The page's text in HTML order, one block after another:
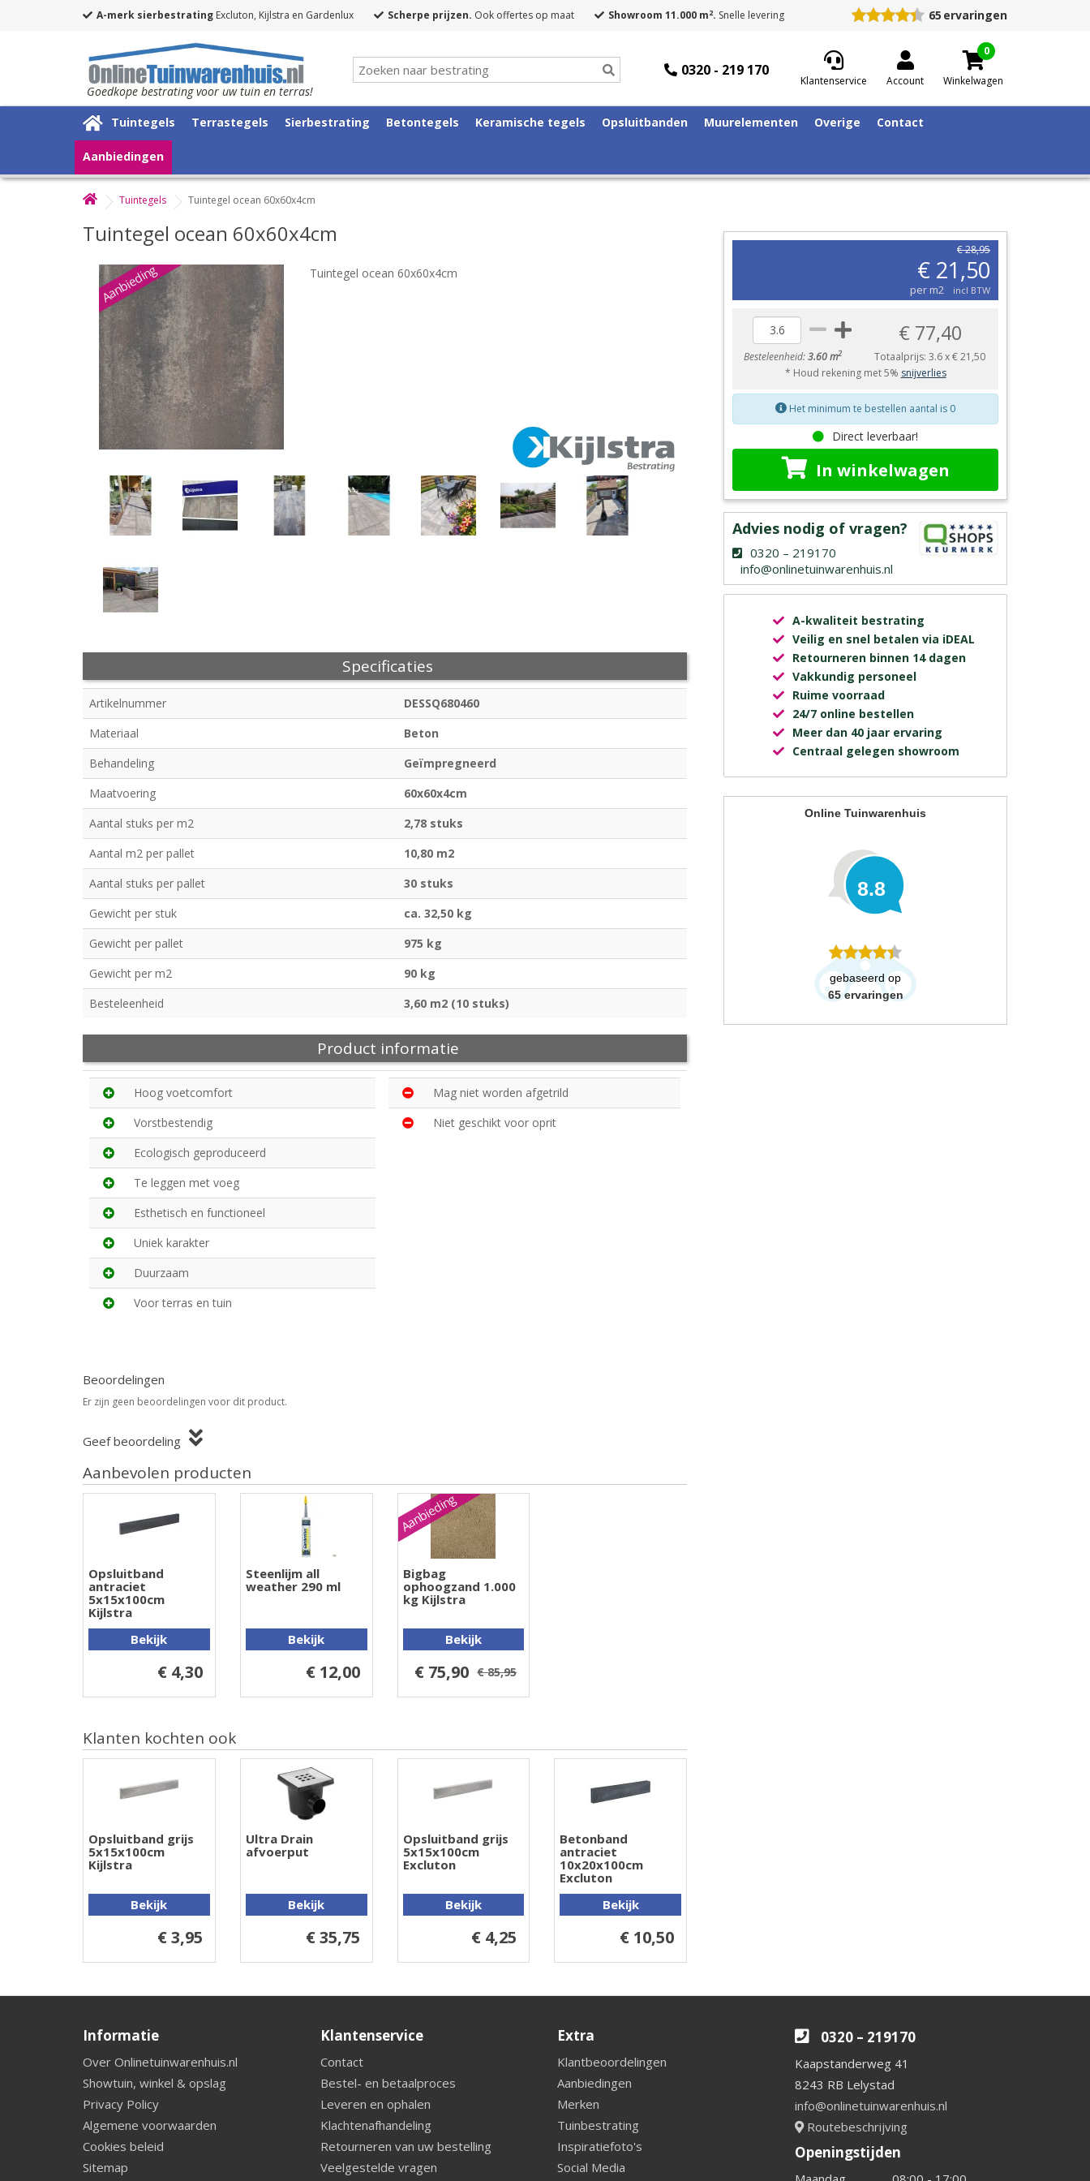
A-merk sierbestrating Excluton, Kijlstra en Gardenlux Scherpe prijzen. Ook offertes op maat Showroom 11.000 m2. Snelle levering 65 ervaringen
Goedkope bestrating voor uw tuin en terras!
0320 - 219 170
Klantenservice Account
0
Winkelwagen
Tuintegels Terrastegels Sierbestrating Betontegels Keramische tegels Opsluitbanden Muurelementen Overige Contact
Aanbiedingen
Tuintegels Tuintegel ocean 60x60x4cm
Tuintegel ocean 60x60x4cm
Aanbieding Tuintegel ocean 60x60x4cm
Specificaties
Artikelnummer
DESSQ680460
Materiaal
Beton
Behandeling
Geïmpregneerd
Maatvoering
60x60x4cm
Aantal stuks per m2
2,78 stuks
Aantal m2 per pallet
10,80 m2
Aantal stuks per pallet
30 stuks
Gewicht per stuk
ca. 32,50 kg
Gewicht per pallet
975 kg
Gewicht per m2
90 kg
Besteleenheid
3,60 m2 (10 stuks)
Product informatie
Hoog voetcomfort
Vorstbestendig
Ecologisch geproduceerd
Te leggen met voeg
Esthetisch en functioneel
Uniek karakter
Duurzaam
Voor terras en tuin
Mag niet worden afgetrild
Niet geschikt voor oprit
Beoordelingen
Er zijn geen beoordelingen voor dit product.
Geef beoordeling
Aanbevolen producten
Opsluitband
antraciet
5x15x100cm
Kijlstra
Bekijk
€ 4,30
Steenlijm all
weather 290 ml
Bekijk
€ 12,00
Aanbieding
Bigbag
ophoogzand 1.000
kg Kijlstra
Bekijk
€ 75,90 € 85,95
Klanten kochten ook
Opsluitband grijs
5x15x100cm
Kijlstra
Bekijk
€ 3,95
Ultra Drain
afvoerput
Bekijk
€ 35,75
Opsluitband grijs
5x15x100cm
Excluton
Bekijk
€ 4,25
Betonband
antraciet
10x20x100cm
Excluton
Bekijk
€ 10,50
€ 28,95
€ 21,50
per m2 incl BTW
Besteleenheid:3.60 m2
€ 77,40
Totaalprijs:3.6x€ 21,50
* Houd rekening met 5% snijverlies
Het minimum te bestellen aantal is 0
Direct leverbaar!
In winkelwagen
Advies nodig of vragen?
0320 – 219170
info@onlinetuinwarenhuis.nl
A-kwaliteit bestrating
Veilig en snel betalen via iDEAL
Retourneren binnen 14 dagen
Vakkundig personeel
Ruime voorraad
24/7 online bestellen
Meer dan 40 jaar ervaring
Centraal gelegen showroom
Online Tuinwarenhuis
8.8
gebaseerd op
65 ervaringen
Informatie
Over Onlinetuinwarenhuis.nl
Showtuin, winkel & opslag
Privacy Policy
Algemene voorwaarden
Cookies beleid
Sitemap
Klantenservice
Contact
Bestel- en betaalproces
Leveren en ophalen
Klachtenafhandeling
Retourneren van uw bestelling
Veelgestelde vragen
Extra
Klantbeoordelingen
Aanbiedingen
Merken
Tuinbestrating
Inspiratiefoto's
Social Media
0320 – 219170
Kaapstanderweg 41
8243 RB Lelystad
info@onlinetuinwarenhuis.nl
Routebeschrijving
Openingstijden